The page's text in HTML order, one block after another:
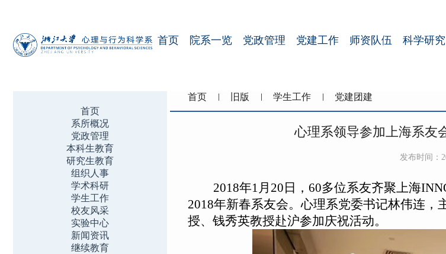
首页 院系一览 党政管理 党建工作 师资队伍 科学研究
首页
系所概况
党政管理
本科生教育
研究生教育
组织人事
学术科研
学生工作
校友风采
实验中心
新闻资讯
继续教育
首页 旧版 学生工作 党建团建
心理系领导参加上海系友
发布时间：
2018年1月20日，60多位系友齐聚上海
2018年新春系友会。心理系党委书记林伟连
授、钱秀英教授赴沪参加庆祝活动。